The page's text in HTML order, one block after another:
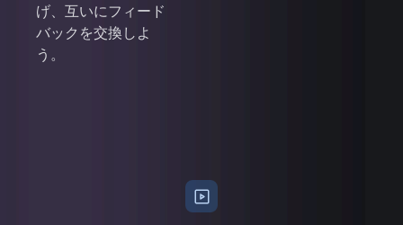
げ、互いにフィード
バックを交換しよ
う。